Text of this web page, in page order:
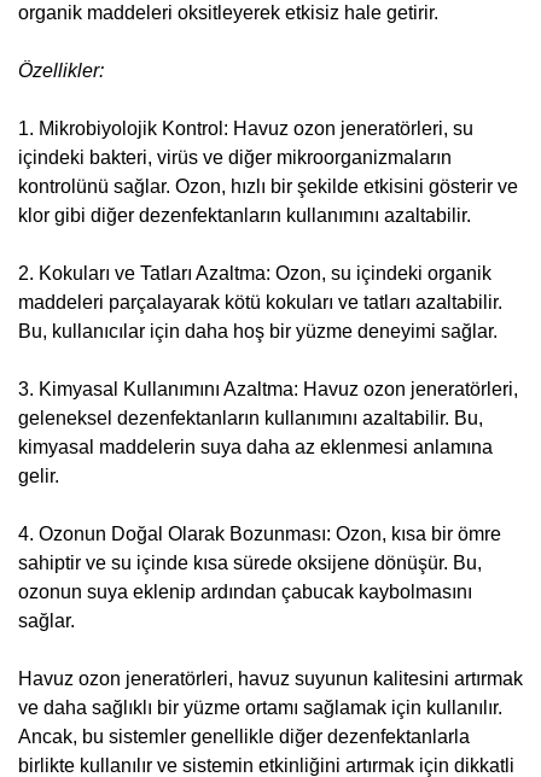
organik maddeleri oksitleyerek etkisiz hale getirir.
Özellikler:
1. Mikrobiyolojik Kontrol: Havuz ozon jeneratörleri, su
içindeki bakteri, virüs ve diğer mikroorganizmaların
kontrolünü sağlar. Ozon, hızlı bir şekilde etkisini gösterir ve
klor gibi diğer dezenfektanların kullanımını azaltabilir.
2. Kokuları ve Tatları Azaltma: Ozon, su içindeki organik
maddeleri parçalayarak kötü kokuları ve tatları azaltabilir.
Bu, kullanıcılar için daha hoş bir yüzme deneyimi sağlar.
3. Kimyasal Kullanımını Azaltma: Havuz ozon jeneratörleri,
geleneksel dezenfektanların kullanımını azaltabilir. Bu,
kimyasal maddelerin suya daha az eklenmesi anlamına
gelir.
4. Ozonun Doğal Olarak Bozunması: Ozon, kısa bir ömre
sahiptir ve su içinde kısa sürede oksijene dönüşür. Bu,
ozonun suya eklenip ardından çabucak kaybolmasını
sağlar.
Havuz ozon jeneratörleri, havuz suyunun kalitesini artırmak
ve daha sağlıklı bir yüzme ortamı sağlamak için kullanılır.
Ancak, bu sistemler genellikle diğer dezenfektanlarla
birlikte kullanılır ve sistemin etkinliğini artırmak için dikkatli